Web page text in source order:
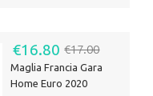
€16.80 €17.00
Maglia Francia Gara
Home Euro 2020